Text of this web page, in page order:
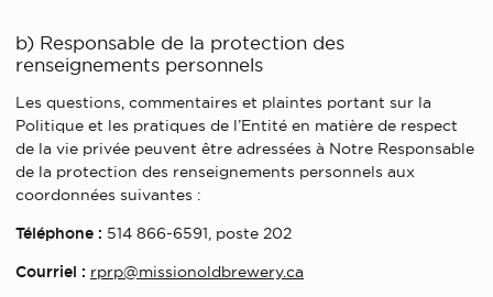
b) Responsable de la protection des
renseignements personnels
Les questions, commentaires et plaintes portant sur la
Politique et les pratiques de l’Entité en matière de respect
de la vie privée peuvent être adressées à Notre Responsable
de la protection des renseignements personnels aux
coordonnées suivantes :
Téléphone : 514 866-6591, poste 202
Courriel : rprp@missionoldbrewery.ca